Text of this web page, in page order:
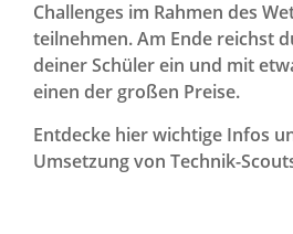
Challenges im Rahmen des
teilnehmen. Am Ende reichst
deiner Schüler ein und mit
einen der großen Preise.
Entdecke hier wichtige Infos
Umsetzung von Technik-